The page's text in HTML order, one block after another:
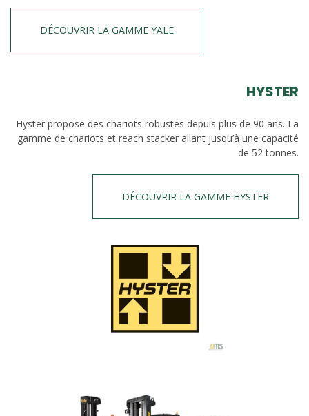
DÉCOUVRIR LA GAMME YALE
HYSTER
Hyster propose des chariots robustes depuis plus de 90 ans. La
gamme de chariots et reach stacker allant jusqu’à une capacité
de 52 tonnes.
DÉCOUVRIR LA GAMME HYSTER